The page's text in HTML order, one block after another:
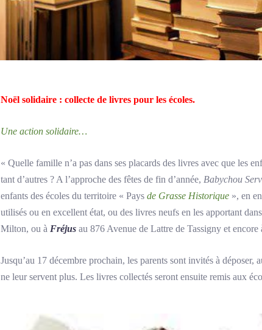
Noël solidaire : collecte de livres pour les écoles.
Une action solidaire…
« Quelle famille n’a pas dans ses placards des livres avec que les
tant d’autres ? A l’approche des fêtes de fin d’année, Babychou
enfants des écoles du territoire « Pays de Grasse Historique », en
utilisés ou en excellent état, ou des livres neufs en les apportant
Milton, ou à Fréjus au 876 Avenue de Lattre de Tassigny et encore
Jusqu’au 17 décembre prochain, les parents sont invités à
ne leur servent plus. Les livres collectés seront ensuite remis aux